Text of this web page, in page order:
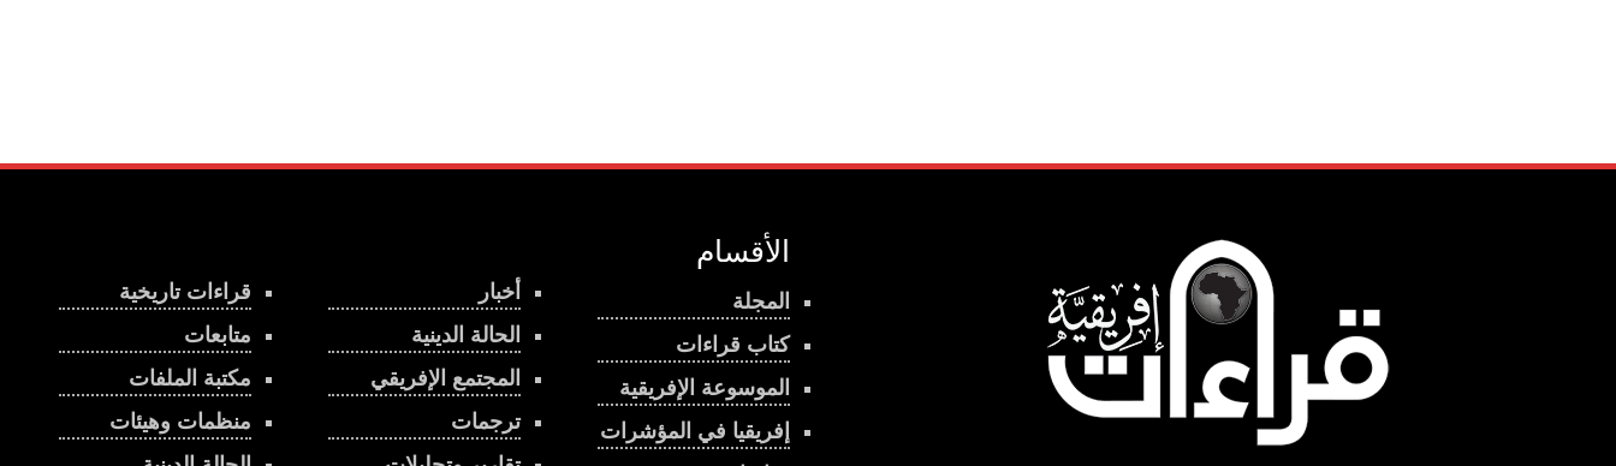
قراءات تاريخية
متابعات
مكتبة الملفات
منظمات وهيئات
أخبار
الحالة الدينية
المجتمع الإفريقي
ترجمات
الأقسام
المجلة
كتاب قراءات
الموسوعة الإفريقية
إفريقيا في المؤشرات